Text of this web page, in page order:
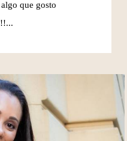
que gosto